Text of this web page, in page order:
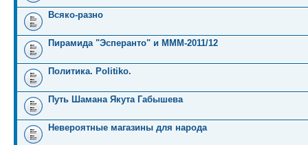
Всяко-разно
Пирамида "Эсперанто" и MMM-2011/12
Политика. Politiko.
Путь Шамана Якута Габышева
Невероятные магазины для народа